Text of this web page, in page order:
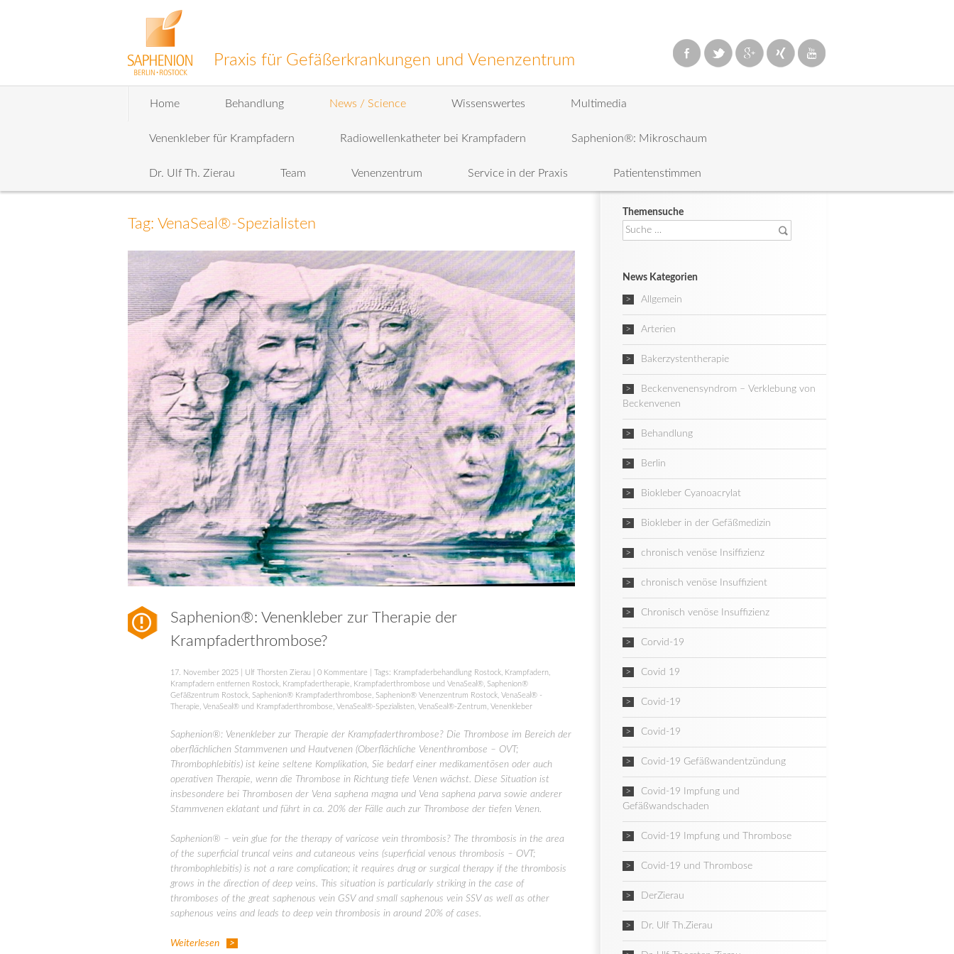
Praxis für Gefäßerkrankungen und Venenzentrum
Home Behandlung News / Science Wissenswertes Multimedia
Venenkleber für Krampfadern Radiowellenkatheter bei Krampfadern Saphenion®: Mikroschaum
Dr. Ulf Th. Zierau Team Venenzentrum Service in der Praxis Patientenstimmen
Tag: VenaSeal®-Spezialisten
Saphenion®: Venenkleber zur Therapie der
Krampfaderthrombose?
17. November 2025 Ulf Thorsten Zierau 0 Kommentare | Tags: Krampfaderbehandlung Rostock, Krampfadern,
Krampfadern entfernen Rostock, Krampfadertherapie, Krampfaderthrombose und VenaSeal®, Saphenion®
Gefäßzentrum Rostock, Saphenion® Krampfaderthrombose, Saphenion® Venenzentrum Rostock, VenaSeal® -
Therapie, VenaSeal® und Krampfaderthrombose, VenaSeal®-Spezialisten, VenaSeal®-Zentrum, Venenkleber
Saphenion®: Venenkleber zur Therapie der Krampfaderthrombose? Die Thrombose im Bereich der
oberflächlichen Stammvenen und Hautvenen (Oberflächliche Venenthrombose – OVT;
Thrombophlebitis) ist keine seltene Komplikation, Sie bedarf einer medikamentösen oder auch
operativen Therapie, wenn die Thrombose in Richtung tiefe Venen wächst. Diese Situation ist
insbesondere bei Thrombosen der Vena saphena magna und Vena saphena parva sowie anderer
Stammvenen eklatant und führt in ca. 20% der Fälle auch zur Thrombose der tiefen Venen.
Saphenion® – vein glue for the therapy of varicose vein thrombosis? The thrombosis in the area
of ​​the superficial truncal veins and cutaneous veins (superficial venous thrombosis – OVT;
thrombophlebitis) is not a rare complication; it requires drug or surgical therapy if the thrombosis
grows in the direction of deep veins. This situation is particularly striking in the case of
thromboses of the great saphenous vein GSV and small saphenous vein SSV as well as other
saphenous veins and leads to deep vein thrombosis in around 20% of cases.
Weiterlesen
Themensuche
Suche
nach:
News Kategorien
Allgemein
Arterien
Bakerzystentherapie
Beckenvenensyndrom – Verklebung von
Beckenvenen
Behandlung
Berlin
Biokleber Cyanoacrylat
Biokleber in der Gefäßmedizin
chronisch venöse Insiffizienz
chronisch venöse Insuffizient
Chronisch venöse Insuffizienz
Corvid-19
Covid 19
Covid-19
Covid-19
Covid-19 Gefäßwandentzündung
Covid-19 Impfung und
Gefäßwandschaden
Covid-19 Impfung und Thrombose
Covid-19 und Thrombose
DerZierau
Dr. Ulf Th.Zierau